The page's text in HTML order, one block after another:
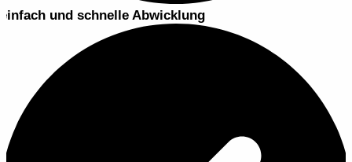
einfach und schnelle Abwicklung